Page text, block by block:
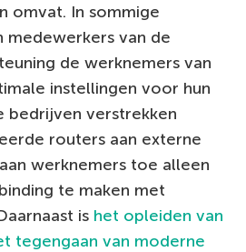
omvat. In sommige
van de
de werknemers van
instellingen voor hun
bedrijven verstrekken
routers aan externe
werknemers toe alleen
te maken met
is het opleiden van
tegengaan van moderne